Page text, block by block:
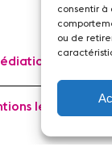
consentir à
ou de
légales